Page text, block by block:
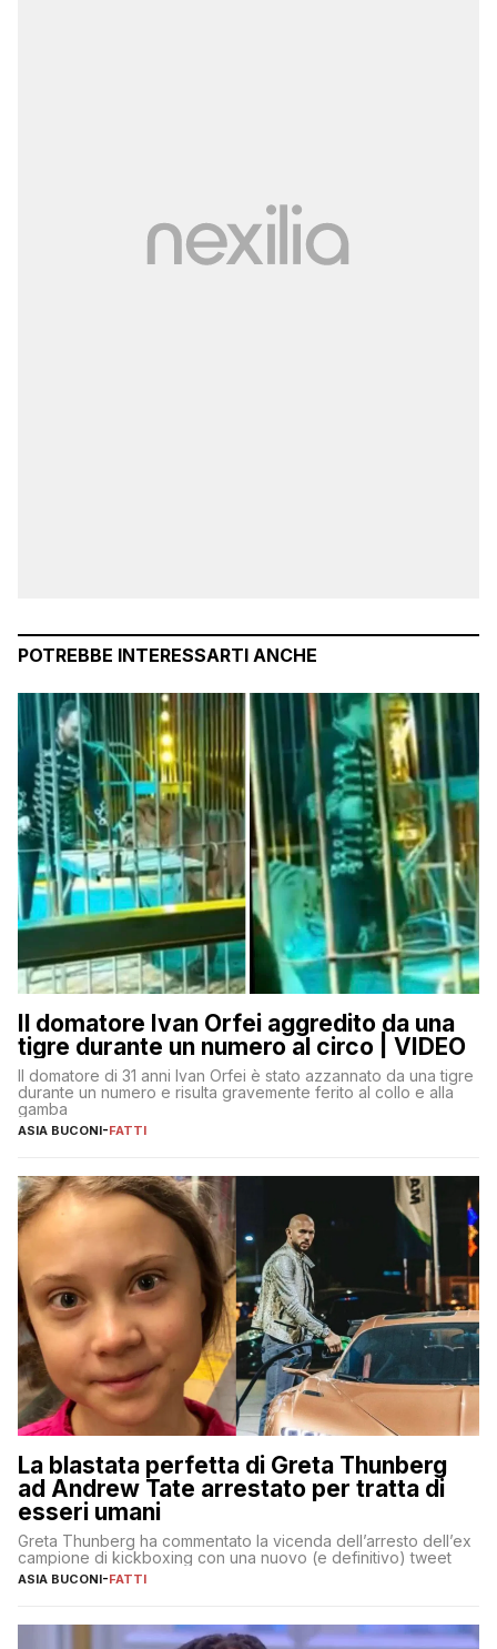
POTREBBE INTERESSARTI ANCHE
Il domatore Ivan Orfei aggredito da una
tigre durante un numero al circo | VIDEO
Il domatore di 31 anni Ivan Orfei è stato azzannato da una tigre
durante un numero e risulta gravemente ferito al collo e alla
gamba
ASIA BUCONI-FATTI
La blastata perfetta di Greta Thunberg
ad Andrew Tate arrestato per tratta di
esseri umani
Greta Thunberg ha commentato la vicenda dell’arresto dell’ex
campione di kickboxing con una nuovo (e definitivo) tweet
ASIA BUCONI-FATTI